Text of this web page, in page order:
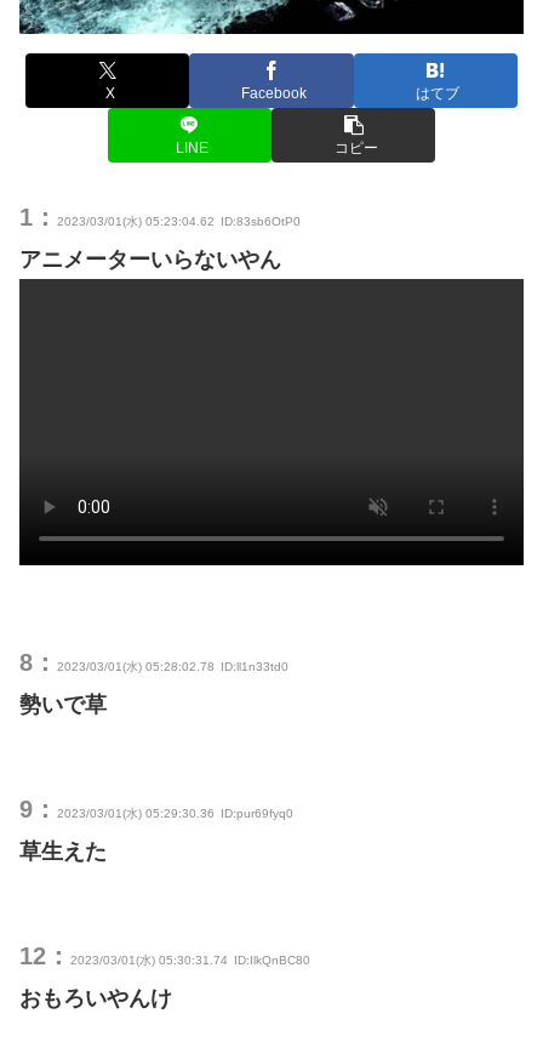
X Facebook はてブ
LINE コピー
1： 2023/03/01(水) 05:23:04.62 ID:83sb6OtP0
アニメーターいらないやん
8： 2023/03/01(水) 05:28:02.78 ID:ll1n33td0
勢いで草
9： 2023/03/01(水) 05:29:30.36 ID:pur69fyq0
草生えた
12： 2023/03/01(水) 05:30:31.74 ID:IlkQnBC80
おもろいやんけ